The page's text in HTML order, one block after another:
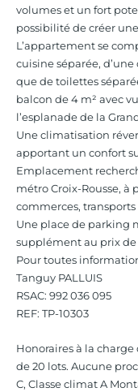
volumes et un fort
possibilité de créer
L’appartement se
cuisine séparée,
que de toilettes
balcon de 4 m² avec
l’esplanade de la
Une climatisation
apportant un confort
Emplacement
métro Croix-Rousse,
commerces,
Une place de parking
supplément au prix de
Pour toutes
Tanguy PALLUIS
RSAC: 992 036 095
REF: TP-10303
Honoraires à la
de 20 lots. Aucune
C, Classe climat A